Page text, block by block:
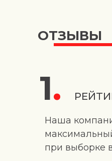
ОТЗЫВЫ
Наша
при выборке
1.